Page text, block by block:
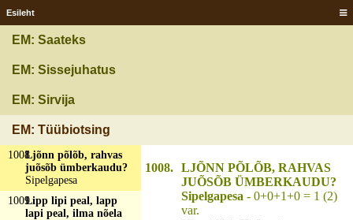
Esileht
EM: Saateks
EM: Sissejuhatus
EM: Sirvija
EM: Tüübiotsing
kattis terve maailma?
Päe veereb
1005Lind läheb lendu, ei
1006Lind tules, ei ta põle
Linde sattap maha
tuhandit, üles ei lää
ütteki?Lumme sattap
1008Ljõnn põlõb, rahvas
juõsõb ümberkaudu?
Sipelgapesa
1009Lipp lipi peal, lapp
lapi peal, ilma nõela
1008. LJÕNN PÕLÕB, RAHVAS
JUÕSÕB ÜMBERKAUDU?
Sipelgapesa - 0+0+1+0 = 1 (2)
var.